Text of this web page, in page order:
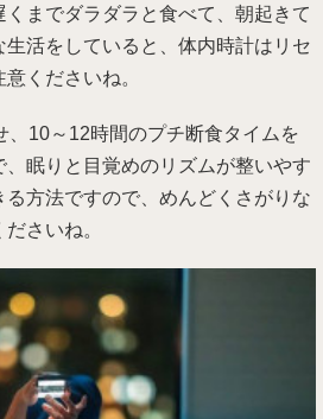
までダラダラと食べて、朝起きて
生活をしていると、体内時計はリセ
くださいね。
、10～12時間のプチ断食タイムを
眠りと目覚めのリズムが整いやす
る方法ですので、めんどくさがりな
さいね。